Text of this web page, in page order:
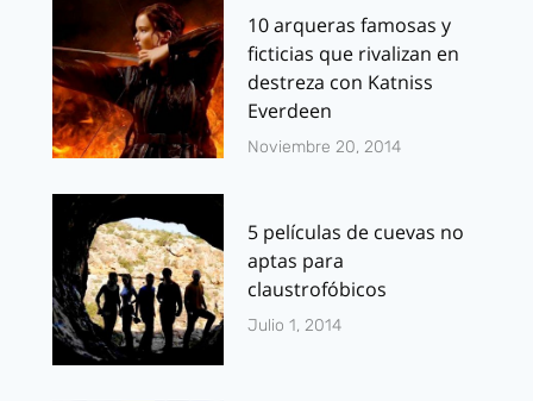
10 arqueras famosas y
ficticias que rivalizan en
destreza con Katniss
Everdeen
Noviembre 20, 2014
5 películas de cuevas no
aptas para
claustrofóbicos
Julio 1, 2014